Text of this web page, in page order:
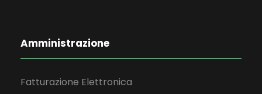
Amministrazione
Fatturazione Elettronica